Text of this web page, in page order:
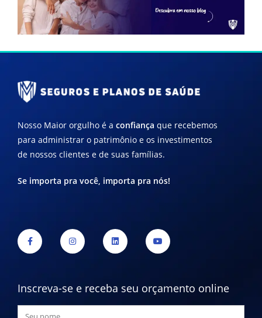
Nosso Maior orgulho é a confiança que recebemos
para administrar o patrimônio e os investimentos
de nossos clientes e de suas famílias.
Se importa pra você, importa pra nós!
Inscreva-se e receba seu orçamento online